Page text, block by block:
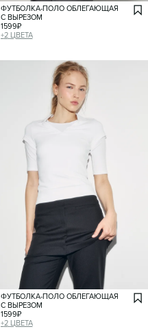
ФУТБОЛКА-ПОЛО ОБЛЕГАЮЩАЯ
С ВЫРЕЗОМ
1599₽
+2 ЦВЕТА
ФУТБОЛКА-ПОЛО ОБЛЕГАЮЩАЯ
С ВЫРЕЗОМ
1599₽
+2 ЦВЕТА